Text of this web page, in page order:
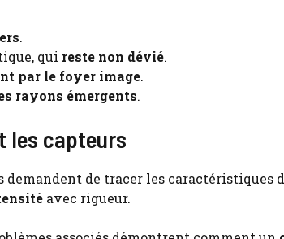
.
qui reste non dévié.
par le foyer image.
rayons émergents.
les capteurs
de tracer les caractéristiques
avec rigueur.